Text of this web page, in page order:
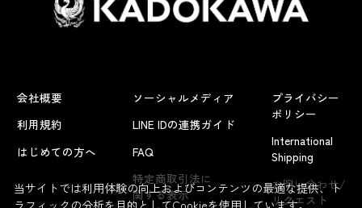
よくあるお問い合わせ
会社概要
利用規約
はじめての方へ
ソーシャルメディア
LINE IDの連携ガイド
FAQ
特定商取引法に
関する表示
プライバシー
ポリシー
International
Shipping
お問い合わせ/
リクエスト
当サイトでは利用体験の向上およびコンテンツの最適な提供、ト